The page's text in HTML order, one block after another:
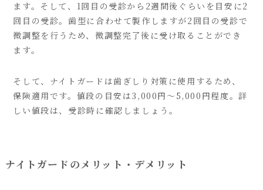
ます。そして、1回目の受診から2週間後ぐらいを目安に2
回目の受診。歯型に合わせて製作しますが2回目の受診で
微調整を行うため、微調整完了後に受け取ることができ
ます。
そして、ナイトガードは歯ぎしり対策に使用するため、
保険適用です。値段の目安は3,000円～5,000円程度。詳
しい値段は、受診時に確認しましょう。
ナイトガードのメリット・デメリット